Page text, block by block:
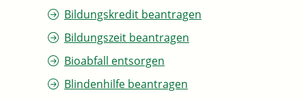
Bildungskredit beantragen
Bildungszeit beantragen
Bioabfall entsorgen
Blindenhilfe beantragen